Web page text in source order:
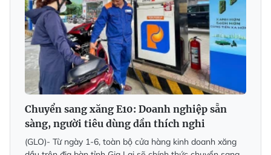
Chuyển sang xăng E10: Doanh nghiệp sẵn
sàng, người tiêu dùng dần thích nghi
(GLO)- Từ ngày 1-6, toàn bộ cửa hàng kinh doanh xăng